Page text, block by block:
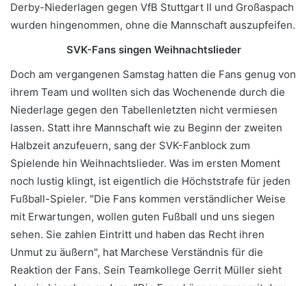
Derby-Niederlagen gegen VfB Stuttgart II und Großaspach
wurden hingenommen, ohne die Mannschaft auszupfeifen.
SVK-Fans singen Weihnachtslieder
Doch am vergangenen Samstag hatten die Fans genug von
ihrem Team und wollten sich das Wochenende durch die
Niederlage gegen den Tabellenletzten nicht vermiesen
lassen. Statt ihre Mannschaft wie zu Beginn der zweiten
Halbzeit anzufeuern, sang der SVK-Fanblock zum
Spielende hin Weihnachtslieder. Was im ersten Moment
noch lustig klingt, ist eigentlich die Höchststrafe für jeden
Fußball-Spieler. "Die Fans kommen verständlicher Weise
mit Erwartungen, wollen guten Fußball und uns siegen
sehen. Sie zahlen Eintritt und haben das Recht ihren
Unmut zu äußern", hat Marchese Verständnis für die
Reaktion der Fans. Sein Teamkollege Gerrit Müller sieht